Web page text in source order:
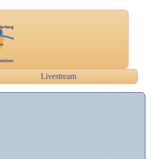
Livestream